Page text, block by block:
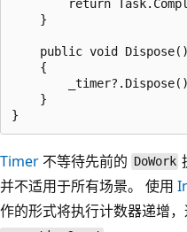
return
    }
    public void Dispose()
    {
    }
Timer 不等待先前的 DoWork
并不适用于所有场景。 使用
作的形式将执行计数器递增